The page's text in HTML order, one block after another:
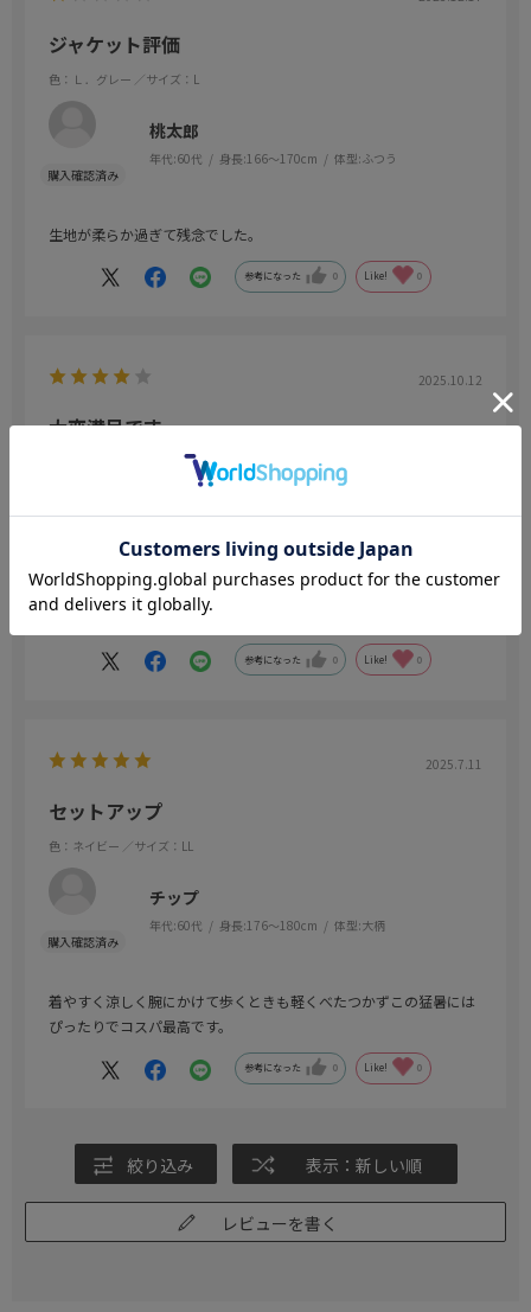
ジャケット評価
色：Ｌ．グレー ／サイズ：L
桃太郎
年代:60代 身長:166～170cm 体型:ふつう
生地が柔らか過ぎて残念でした。
参考になった 0 Like! 0
2025.10.12
大変満足です
／サイズ：ABLL
たみ
年代:50代 身長:161～165cm 体型:大柄
大変薄くて、暑い日には、丁度良いです。
参考になった 0 Like! 0
2025.7.11
セットアップ
色：ネイビー ／サイズ：LL
チップ
年代:60代 身長:176～180cm 体型:大柄
着やすく涼しく腕にかけて歩くときも軽くべたつかずこの猛暑には
ぴったりでコスパ最高です。
参考になった 0 Like! 0
絞り込み 表示：新しい順
レビューを書く